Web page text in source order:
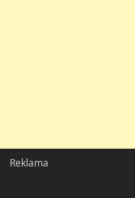
Reklama